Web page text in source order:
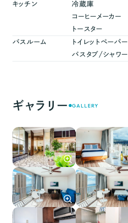
キッチン
冷蔵庫
コーヒーメーカー
トースター
バスルーム
トイレットペーパー
バスタブ/シャワー
ギャラリー GALLERY